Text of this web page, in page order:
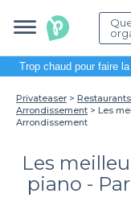
Trop chaud pour faire
Privateaser
Arrondissement
Les
Arrondissement
Les
piano -